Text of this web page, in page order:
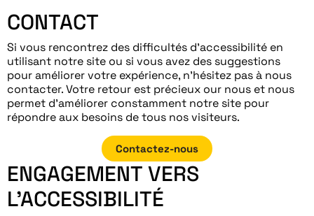
CONTACT
Si vous rencontrez des difficultés d’accessibilité en
utilisant notre site ou si vous avez des suggestions
pour améliorer votre expérience, n’hésitez pas à nous
contacter. Votre retour est précieux our nous et nous
permet d’améliorer constamment notre site pour
répondre aux besoins de tous nos visiteurs.
Contactez-nous
ENGAGEMENT VERS
L’ACCESSIBILITÉ